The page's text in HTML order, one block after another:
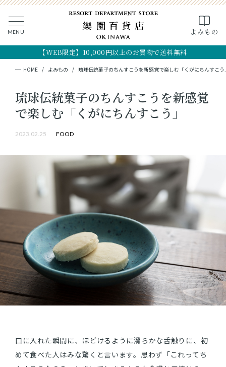
MENU よみもの
【WEB限定】10,000円以上のお買物で送料無料
CLOSE MY PAGE
全ての商品
フード
クラフト
コスメ・アロマ
つくり手
OKINAWA the RYUKYU
ショッピングガイド
よみもの
実店舗のご案内
HOME よみもの 琉球伝統菓子のちんすこうを新感覚で楽しむ「くがにちんすこう
琉球伝統菓子のちんすこうを新感覚
で楽しむ「くがにちんすこう」
2023.02.25 FOOD
口に入れた瞬間に、ほどけるように滑らかな舌触りに、初
めて食べた人はみな驚くと言います。思わず「これってち